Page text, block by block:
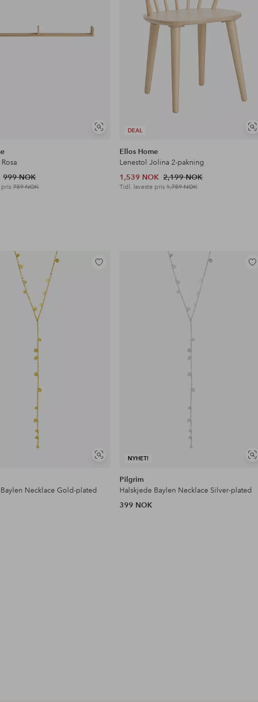
Vis
999 NOK
pris759 NOK
DEAL
Vis
Ellos Home
Lenestol Jolina 2-pakning
1,539 NOK 2,199 NOK
Tidl. laveste pris1,759 NOK
Vis
Legg
Necklace Gold-plated
NYHET!
Vis
Legg
Pilgrim
Halskjede Baylen Necklace Silver-plated
399 NOK